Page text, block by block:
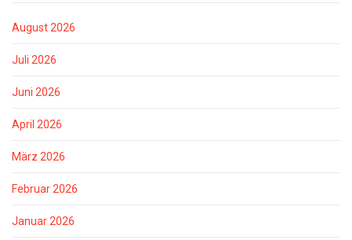
August 2026
Juli 2026
Juni 2026
April 2026
März 2026
Februar 2026
Januar 2026